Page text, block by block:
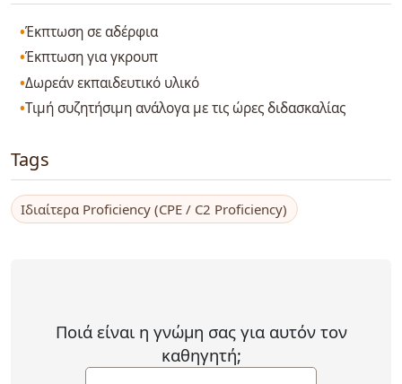
Έκπτωση σε αδέρφια
Έκπτωση για γκρουπ
Δωρεάν εκπαιδευτικό υλικό
Τιμή συζητήσιμη ανάλογα με τις ώρες διδασκαλίας
Tags
Ιδιαίτερα Proficiency (CPE / C2 Proficiency)
Ποιά είναι η γνώμη σας για αυτόν τον
καθηγητή;